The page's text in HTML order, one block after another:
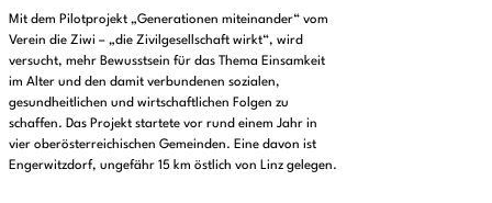
Mit dem Pilotprojekt „Generationen miteinander“ vom
Verein die Ziwi – „die Zivilgesellschaft wirkt“, wird
versucht, mehr Bewusstsein für das Thema Einsamkeit
im Alter und den damit verbundenen sozialen,
gesundheitlichen und wirtschaftlichen Folgen zu
schaffen. Das Projekt startete vor rund einem Jahr in
vier oberösterreichischen Gemeinden. Eine davon ist
Engerwitzdorf, ungefähr 15 km östlich von Linz gelegen.